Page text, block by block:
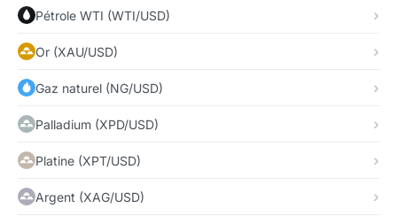
Pétrole WTI (WTI/USD)
Or (XAU/USD)
Gaz naturel (NG/USD)
Palladium (XPD/USD)
Platine (XPT/USD)
Argent (XAG/USD)